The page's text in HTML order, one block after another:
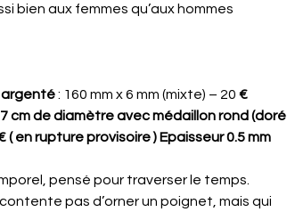
bien aux femmes qu’aux hommes
argenté: 160 mm x 6 mm (mixte) – 20 €
cm de diamètre avec médaillon rond (doré
( en rupture provisoire ) Epaisseur 0.5 mm
pensé pour traverser le temps.
pas d’orner un poignet, mais qui